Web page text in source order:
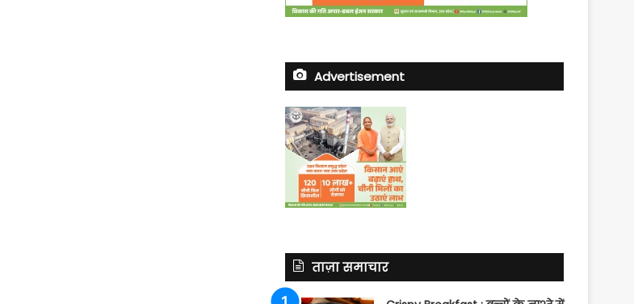
Advertisement
ताज़ा समाचार